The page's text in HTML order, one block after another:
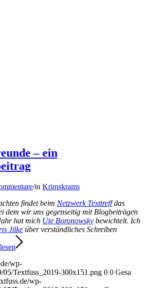
– ein
/in Krimskrams
findet beim Netzwerk Texttreffdas
dem wir uns gegenseitig mit Blogbeiträgen
hat mich Ute Boronowsky bewichtelt. Ich
Jilke über verständliches Schreiben
wp-
05/Textfuss_2019-300x151.png 0 0 Gesa
wp-